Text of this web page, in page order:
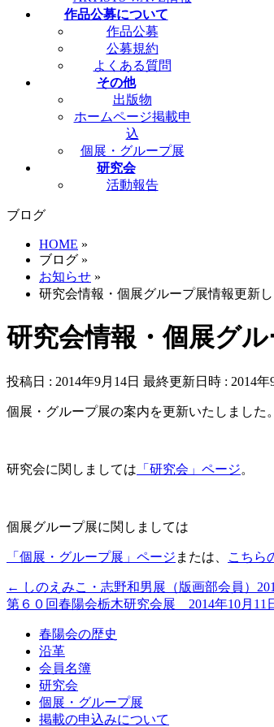
作品公募について
作品公募
公募規約
よくある質問
その他
出版物
ホームページ掲載申
込
個展・グループ展
研究会
活動報告
ブログ
HOME »
ブログ »
お知らせ »
研究会情報・個展グループ展情報更新
研究会情報・個展グ
投稿日 : 2014年9月14日 最終更新日時 : 2014年
個展・グループ展の案内を更新いたしました。
研究会に関しましては 「 研究会」ページ。
個展グループ展に関しましては
「個展・グループ展」ページ または、 こちら
← しのえみこ・志野和男展（版画部会員）
第６０回春陽会栃木研究会展 2014年10月11
春陽会の歴史
沿革
会員名簿
研究会
個展・グループ展
掲載の申込みについて